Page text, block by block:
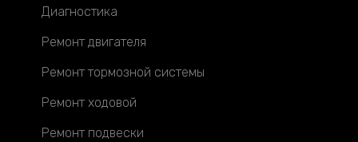
Диагностика
Ремонт двигателя
Ремонт тормозной системы
Ремонт ходовой
Ремонт подвески